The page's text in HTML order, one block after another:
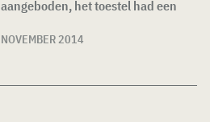
het toestel had een
2014